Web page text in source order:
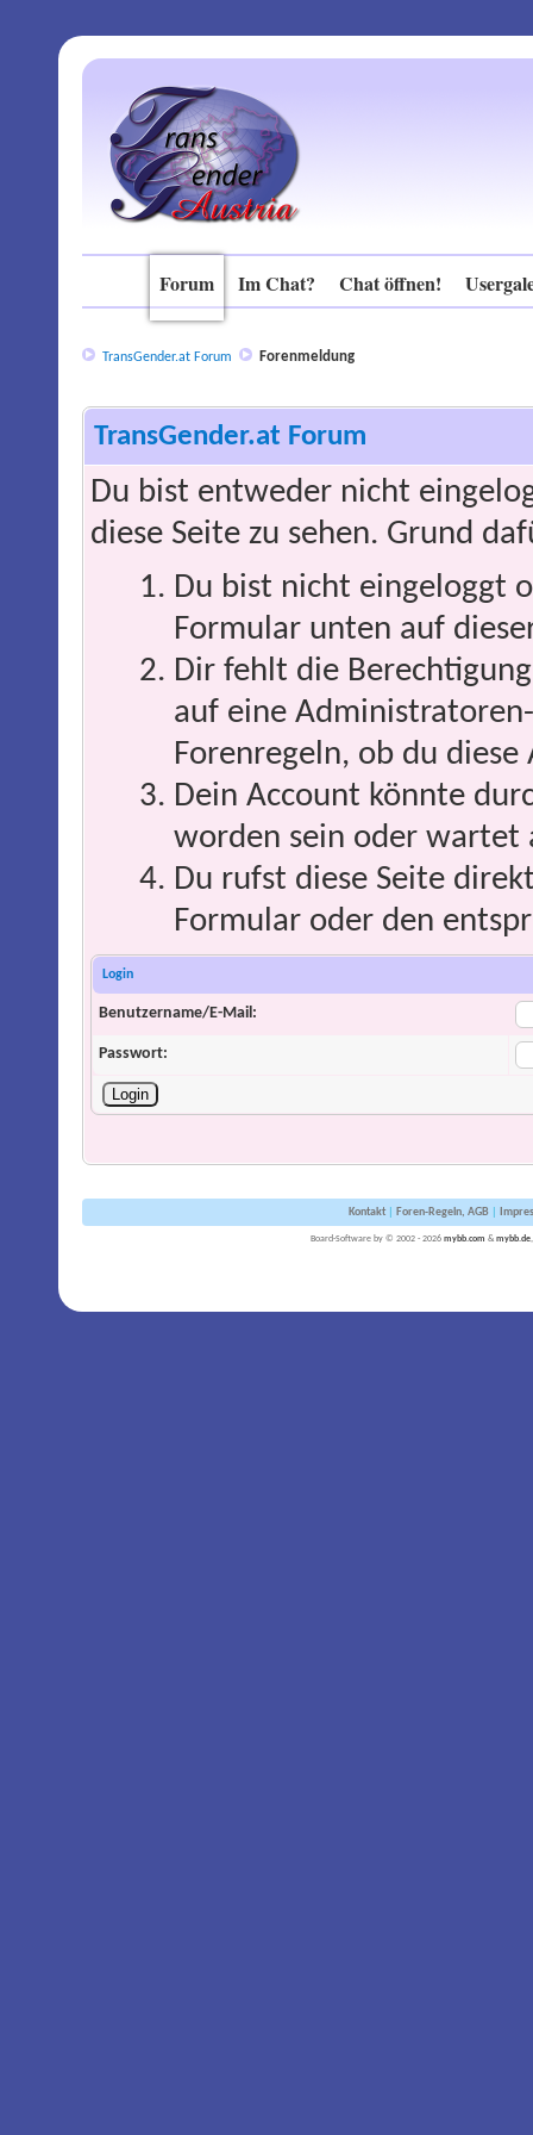
Forum Im Chat? Chat öffnen!
TransGender.at Forum Forenmeldung
TransGender.at Forum
Du bist entweder nicht
diese Seite zu sehen. Grund
Du bist nicht eingeloggt
Formular unten auf
Dir fehlt die
auf eine
Forenregeln, ob du
Dein Account könnte
worden sein oder wartet
Du rufst diese Seite
Formular oder den
Login
Benutzername/E-Mail:
Passwort:
Kontakt| Foren-Regeln, AGB|
Board-Software by © 2002 - 2026 mybb.com & mybb.de